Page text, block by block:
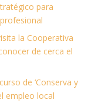
para
la Cooperativa
de cerca el
de ‘Conserva y
empleo local